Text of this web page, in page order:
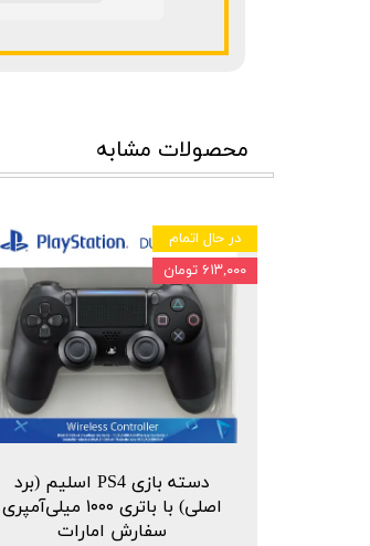
محصولات مشابه
دسته بازی PS4 اسلیم (برد
اصلی) با باتری ۱۰۰۰ میلی‌آمپری
سفارش امارات
در حال اتمام
۶۱۳,۰۰۰ تومان